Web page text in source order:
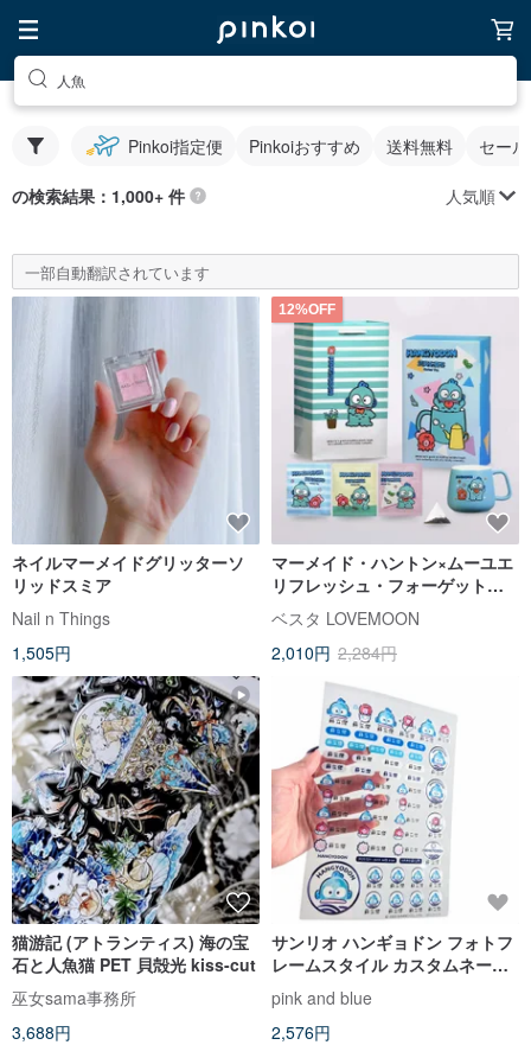
人魚
Pinkoi指定便 Pinkoiおすすめ 送料無料 セー
の検索結果：1,000+ 件 人気順
一部自動翻訳されています
ネイルマーメイドグリッターソ
リッドスミア
Nail n Things
1,505円
12%OFF
マーメイド・ハントン×ムーユエ
リフレッシュ・フォーゲット・
ユア・ウォリーズ・ティー
ベスタ LOVEMOON
2,010円 2,284円
猫游記 (アトランティス) 海の宝
石と人魚猫 PET 貝殻光 kiss-cut
巫女sama事務所
3,688円
サンリオ ハンギョドン フォトフ
レームスタイル カスタムネーム
シール A5 UV クリスタル 防水
立体ステッカー
pink and blue
2,576円